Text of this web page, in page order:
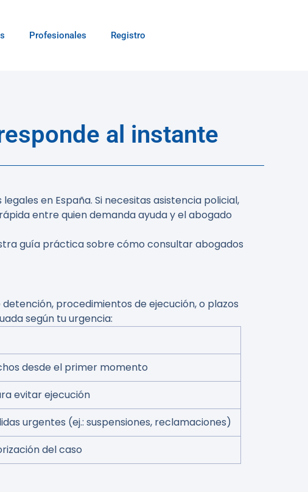
Profesionales Registro
al instante
en España. Si necesitas asistencia policial,
entre quien demanda ayuda y el abogado
guía práctica sobre cómo consultar abogados
procedimientos de ejecución, o plazos
según tu urgencia:
desde el primer momento
evitar ejecución
urgentes (ej.: suspensiones, reclamaciones)
del caso